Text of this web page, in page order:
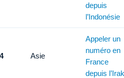
depuis
l’Indonésie
Asie
Appeler un
numéro en
France
depuis l’Irak